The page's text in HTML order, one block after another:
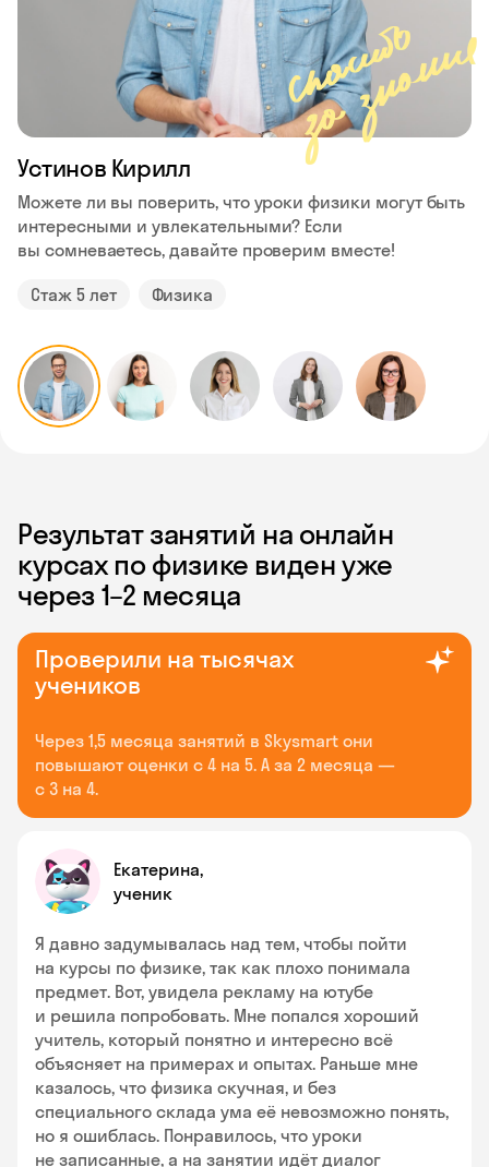
Устинов Кирилл
Можете ли вы поверить, что уроки физики могут быть
интересными и увлекательными? Если
вы сомневаетесь, давайте проверим вместе!
Стаж 5 лет Физика
Результат занятий на онлайн
курсах по физике виден уже
через 1–2 месяца
Проверили на тысячах
учеников
Через 1,5 месяца занятий в Skysmart они
повышают оценки с 4 на 5. А за 2 месяца —
с 3 на 4.
Екатерина,
ученик
Я давно задумывалась над тем, чтобы пойти
на курсы по физике, так как плохо понимала
предмет. Вот, увидела рекламу на ютубе
и решила попробовать. Мне попался хороший
учитель, который понятно и интересно всё
объясняет на примерах и опытах. Раньше мне
казалось, что физика скучная, и без
специального склада ума её невозможно понять,
но я ошиблась. Понравилось, что уроки
не записанные, а на занятии идёт диалог